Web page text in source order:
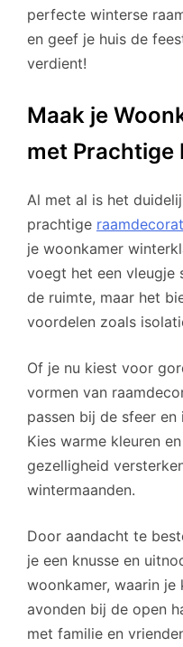
perfecte winterse
en geef je huis de
verdient!
Maak je
met Prachtige
Al met al is het
prachtige
je woonkamer
voegt het een vleugje
de ruimte, maar het
voordelen zoals
Of je nu kiest voor
vormen van
passen bij de sfeer
Kies warme kleuren
gezelligheid
wintermaanden.
Door aandacht te
je een knusse en
woonkamer, waarin je
avonden bij de open
met familie en